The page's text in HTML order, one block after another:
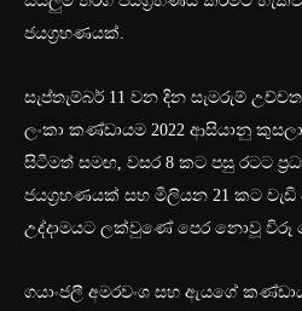
ජයග්‍රහණයක්.
සැප්තැම්බර් 11 වන දින සැමරුම්
ලංකා කණ්ඩායම 2022 ආසියානු
සිටීමත් සමඟ, වසර 8 කට පසු රටට
ජයග්‍රහණයක් සහ මිලියන 21 කට
උද්දාමයට ලක්වුණේ පෙර නොවූ විරූ
ගයාංජලී අමරවංශ සහ ඇයගේ